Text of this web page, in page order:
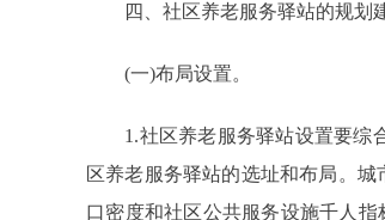
四、社区养老服务驿站的规划
(一)布局设置。
1.社区养老服务驿站设置要综合
区养老服务驿站的选址和布局。
口密度和社区公共服务设施千人